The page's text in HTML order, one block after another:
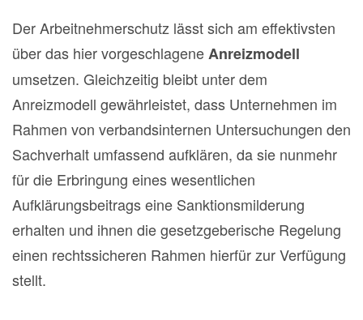
Der Arbeitnehmerschutz lässt sich am effektivsten
über das hier vorgeschlageneAnreizmodell
umsetzen. Gleichzeitig bleibt unter dem
Anreizmodell gewährleistet, dass Unternehmen im
Rahmen von verbandsinternen Untersuchungen den
Sachverhalt umfassend aufklären, da sie nunmehr
für die Erbringung eines wesentlichen
Aufklärungsbeitrags eine Sanktionsmilderung
erhalten und ihnen die gesetzgeberische Regelung
einen rechtssicheren Rahmen hierfür zur Verfügung
stellt.